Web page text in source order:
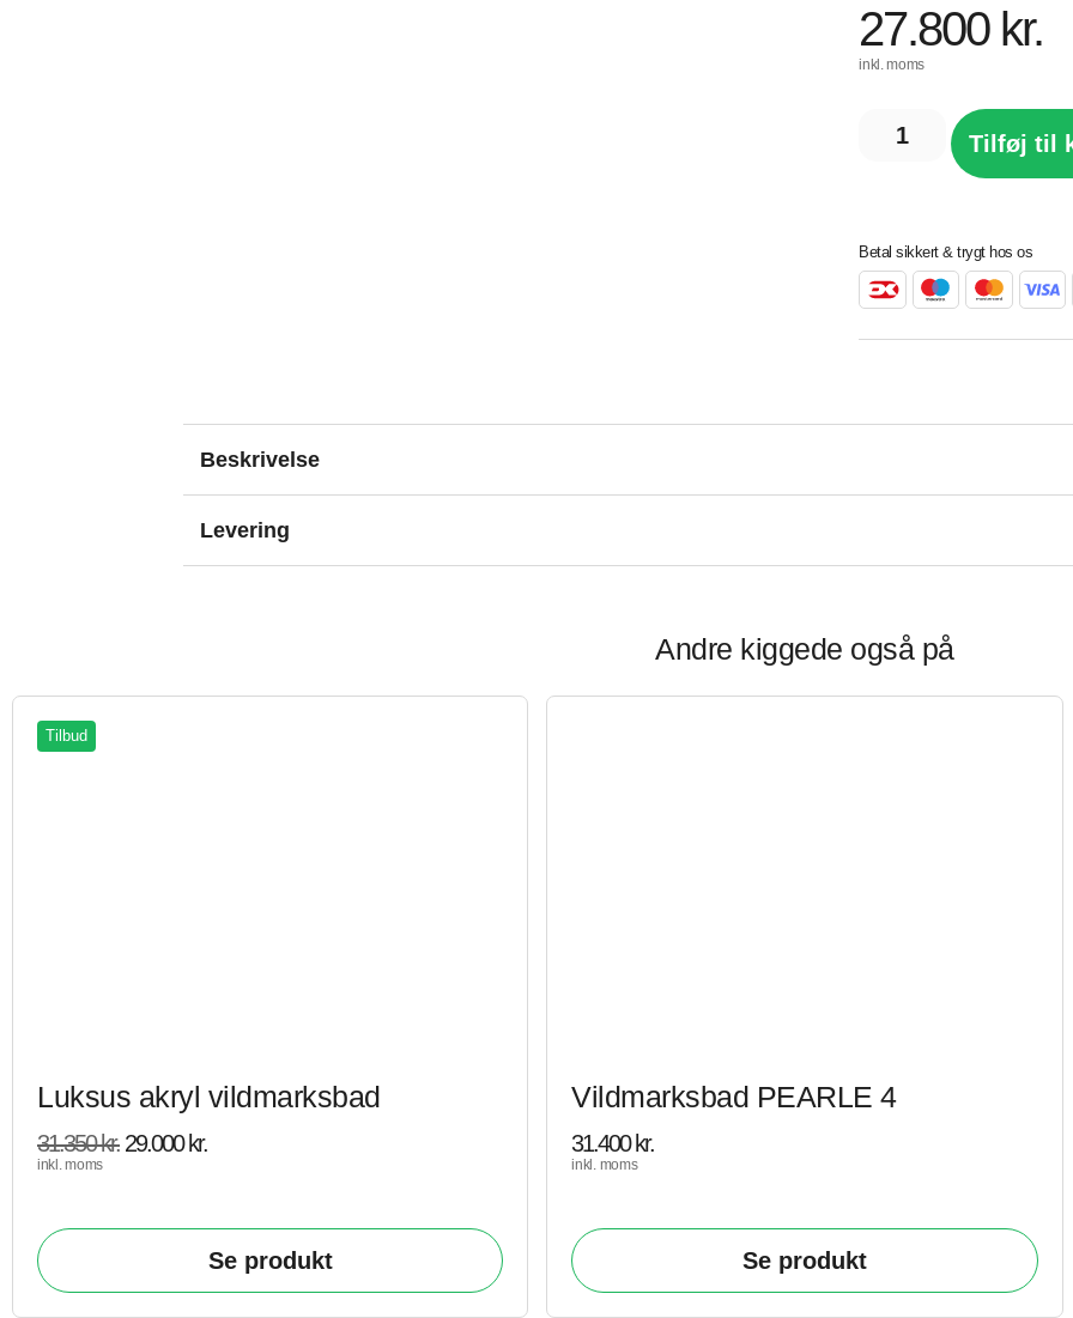
27.800 kr.
inkl. moms
Tilføj til
Betal sikkert & trygt hos os
Beskrivelse
Levering
Andre kiggede også på
Tilbud
Luksus akryl vildmarksbad
31.350kr. 29.000 kr.
inkl. moms
Se produkt
Vildmarksbad PEARLE 4
31.400 kr.
inkl. moms
Se produkt